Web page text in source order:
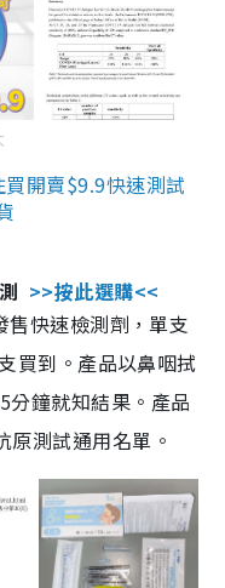
開賣$9.9快速測試
>>按此選購<<
售快速檢測劑，單支
買到。產品以鼻咽拭
分鐘就知結果。產品
測試通用名單。